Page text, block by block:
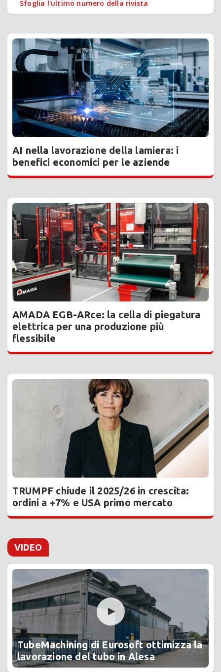
Sfoglia l'ultimo numero della rivista
AI nella lavorazione della lamiera: i
benefici economici per le aziende
AMADA EGB-ARce: la cella di piegatura
elettrica per una produzione più
flessibile
TRUMPF chiude il 2025/26 in crescita:
ordini a +7% e USA primo mercato
VIDEO
TubeMachining di Eurosoft ottimizza la
lavorazione del tubo in Alesa